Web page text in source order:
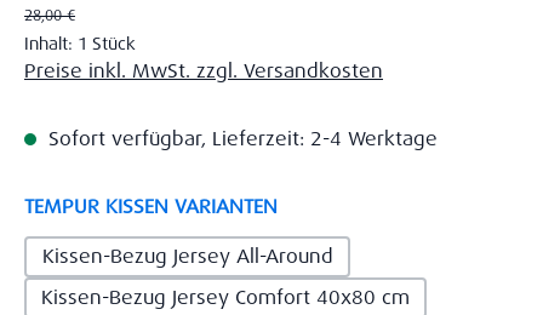
Regulärer Preis:
28,00 €
Inhalt: 1 Stück
Preise inkl. MwSt. zzgl. Versandkosten
Sofort verfügbar, Lieferzeit: 2-4 Werktage
TEMPUR KISSEN VARIANTEN
Kissen-Bezug Jersey All-Around
Kissen-Bezug Jersey Comfort 40x80 cm